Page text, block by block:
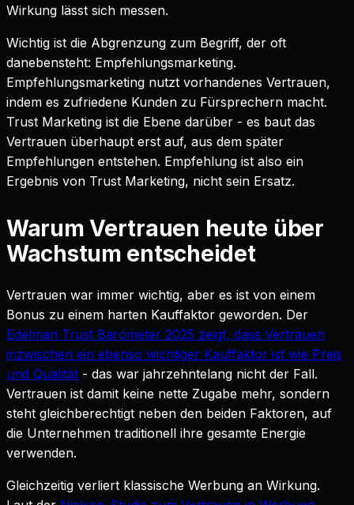
Wirkung lässt sich messen.
Wichtig ist die Abgrenzung zum Begriff, der oft
danebensteht: Empfehlungsmarketing.
Empfehlungsmarketing nutzt vorhandenes Vertrauen,
indem es zufriedene Kunden zu Fürsprechern macht.
Trust Marketing ist die Ebene darüber - es baut das
Vertrauen überhaupt erst auf, aus dem später
Empfehlungen entstehen. Empfehlung ist also ein
Ergebnis von Trust Marketing, nicht sein Ersatz.
Warum Vertrauen heute über
Wachstum entscheidet
Vertrauen war immer wichtig, aber es ist von einem
Bonus zu einem harten Kauffaktor geworden. Der
Edelman Trust Barometer 2025 zeigt, dass Vertrauen
inzwischen ein ebenso wichtiger Kauffaktor ist wie Preis
und Qualität - das war jahrzehntelang nicht der Fall.
Vertrauen ist damit keine nette Zugabe mehr, sondern
steht gleichberechtigt neben den beiden Faktoren, auf
die Unternehmen traditionell ihre gesamte Energie
verwenden.
Gleichzeitig verliert klassische Werbung an Wirkung.